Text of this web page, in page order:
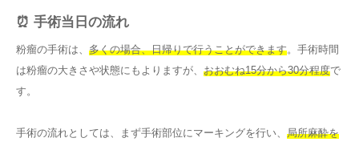
⏰ 手術当日の流れ
粉瘤の手術は、 多くの場合、日帰りで行うことができます。手術時間
は粉瘤の大きさや状態にもよりますが、 おおむね15分から30分程度で
す。
手術の流れとしては、まず手術部位にマーキングを行い、 局所麻酔を